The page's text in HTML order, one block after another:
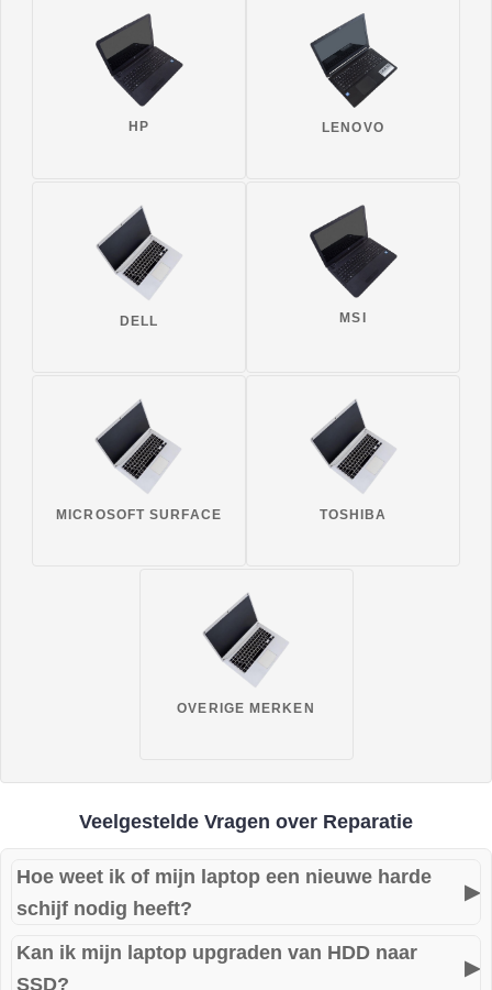
HP LENOVO
DELL MSI
MICROSOFT SURFACE TOSHIBA
OVERIGE MERKEN
Veelgestelde Vragen over Reparatie
Hoe weet ik of mijn laptop een nieuwe harde
schijf nodig heeft?
▶
Tikkende geluiden, extreem trage prestaties of
foutmeldingen bij het opstarten zijn duidelijke signalen dat
Kan ik mijn laptop upgraden van HDD naar
SSD?
▶